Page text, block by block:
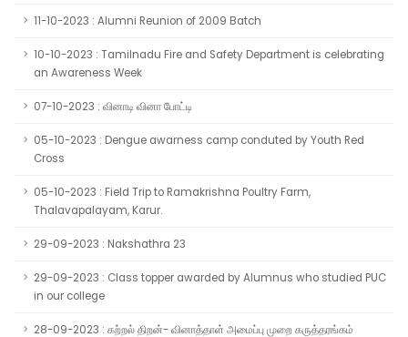
11-10-2023 : Alumni Reunion of 2009 Batch
10-10-2023 : Tamilnadu Fire and Safety Department is celebrating
an Awareness Week
07-10-2023 : வினாடி வினா போட்டி
05-10-2023 : Dengue awarness camp conduted by Youth Red
Cross
05-10-2023 : Field Trip to Ramakrishna Poultry Farm,
Thalavapalayam, Karur.
29-09-2023 : Nakshathra 23
29-09-2023 : Class topper awarded by Alumnus who studied PUC
in our college
28-09-2023 : கற்றல் திறன்- வினாத்தாள் அமைப்பு முறை கருத்தரங்கம்